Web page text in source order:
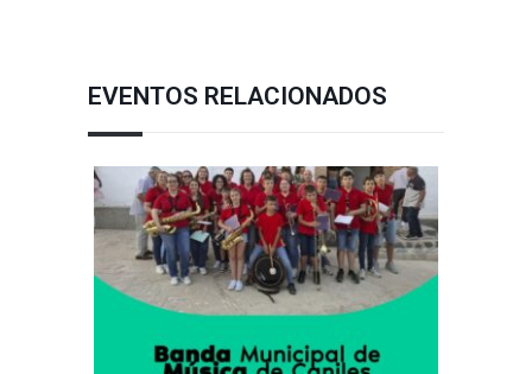
EVENTOS RELACIONADOS